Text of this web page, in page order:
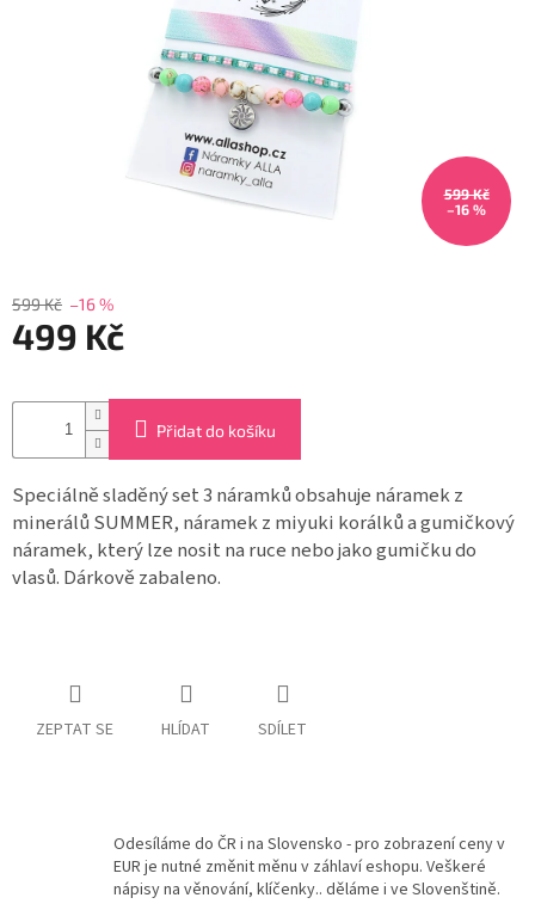
Svíčky
ze
snů
Plecháčky
Obchodní
Podmínky
ochrany
osobních
599 Kč
–16 %
599 Kč –16 %
499 Kč
cena:
Přidat do košíku
Speciálně sladěný set 3 náramků obsahuje náramek z
minerálů SUMMER, náramek z miyuki korálkůa gumičkový
náramek, který lze nosit na ruce nebo jako gumičku do
vlasů. Dárkově zabaleno.
ZEPTAT SE HLÍDAT SDÍLET
Odesíláme do ČR i na Slovensko - pro zobrazení ceny v
EUR je nutné změnit měnu v záhlaví eshopu. Veškeré
nápisy na věnování, klíčenky.. děláme i ve Slovenštině.